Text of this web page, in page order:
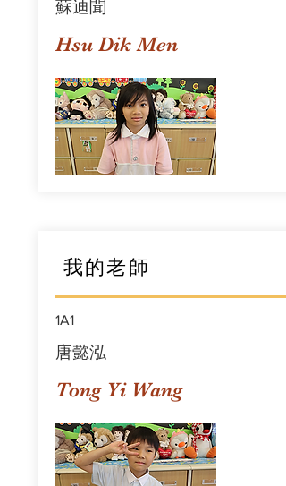
蘇迪聞
Hsu Dik Men
我的老師
1A1
唐懿泓
Tong Yi Wang